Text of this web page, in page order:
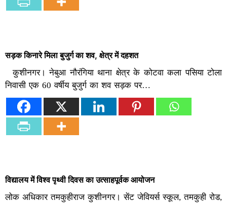
सड़क किनारे मिला बुजुर्ग का शव, क्षेत्र में दहशत
कुशीनगर। नेबुआ नौरंगिया थाना क्षेत्र के कोटवा कला पसिया टोला
निवासी एक 60 वर्षीय बुजुर्ग का शव सड़क पर…
विद्यालय में विश्व पृथ्वी दिवस का उत्साहपूर्वक आयोजन
लोक अधिकार तमकुहीराज कुशीनगर। सेंट जेवियर्स स्कूल, तमकुही रोड,